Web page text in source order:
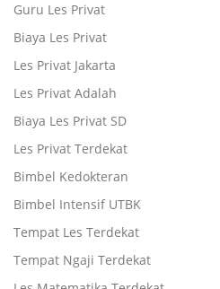
Guru Les Privat
Biaya Les Privat
Les Privat Jakarta
Les Privat Adalah
Biaya Les Privat SD
Les Privat Terdekat
Bimbel Kedokteran
Bimbel Intensif UTBK
Tempat Les Terdekat
Tempat Ngaji Terdekat